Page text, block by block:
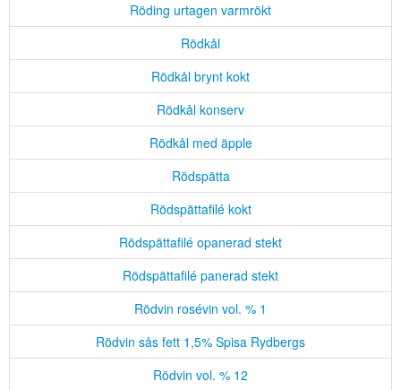
Röding urtagen varmrökt
Rödkål
Rödkål brynt kokt
Rödkål konserv
Rödkål med äpple
Rödspätta
Rödspättafilé kokt
Rödspättafilé opanerad stekt
Rödspättafilé panerad stekt
Rödvin rosévin vol. % 1
Rödvin sås fett 1,5% Spisa Rydbergs
Rödvin vol. % 12